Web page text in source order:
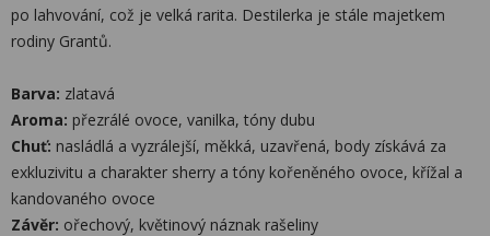
po lahvování, což je velká rarita. Destilerka je stále majetkem
rodiny Grantů.
Barva: zlatavá
Aroma: přezrálé ovoce, vanilka, tóny dubu
Chuť: nasládlá a vyzrálejší, měkká, uzavřená, body získává za
exkluzivitu a charakter sherry a tóny kořeněného ovoce, křížal a
kandovaného ovoce
Závěr: ořechový, květinový náznak rašeliny